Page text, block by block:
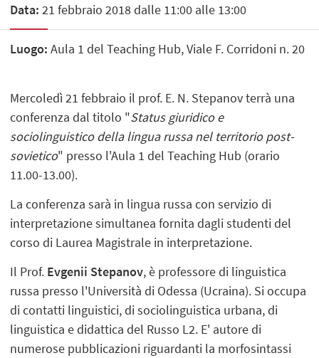
Data: 21 febbraio 2018 dalle 11:00 alle 13:00
Luogo: Aula 1 del Teaching Hub, Viale F. Corridoni n. 20
Mercoledì 21 febbraio il prof. E. N. Stepanov terrà una
conferenza dal titolo "Status giuridico e
sociolinguistico della lingua russa nel territorio post-
sovietico" presso l'Aula 1 del Teaching Hub (orario
11.00-13.00).
La conferenza sarà in lingua russa con servizio di
interpretazione simultanea fornita dagli studenti del
corso di Laurea Magistrale in interpretazione.​
Il Prof. Evgenii Stepanov, è professore di linguistica
russa presso l'Università di Odessa (Ucraina). Si occupa
di contatti linguistici, di sociolinguistica urbana, di
linguistica e didattica del Russo L2. E' autore di
numerose pubblicazioni riguardanti la morfosintassi